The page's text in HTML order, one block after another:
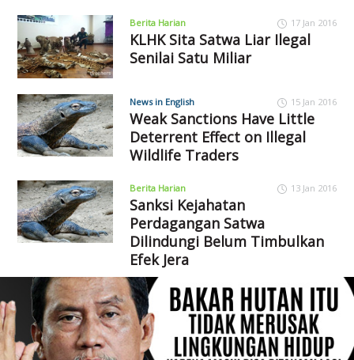
Berita Harian 17 Jan 2016
KLHK Sita Satwa Liar Ilegal
Senilai Satu Miliar
News in English 15 Jan 2016
Weak Sanctions Have Little
Deterrent Effect on Illegal
Wildlife Traders
Berita Harian 13 Jan 2016
Sanksi Kejahatan
Perdagangan Satwa
Dilindungi Belum Timbulkan
Efek Jera